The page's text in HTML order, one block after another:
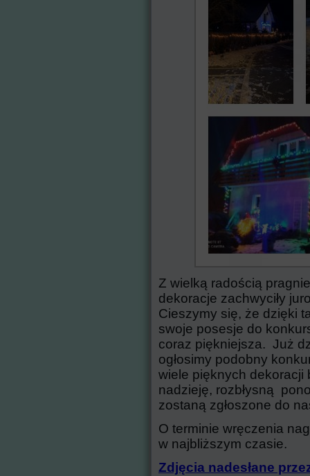
Z wielką radością
dekoracje zachwyciły
Cieszymy się, że dzięki
swoje posesje do
coraz piękniejsza. Już
ogłosimy podobny
wiele pięknych dekoracji
nadzieję, rozbłysną
zostaną zgłoszone do
O terminie wręczenia
w najbliższym czasie.
Zdjęcia nadesłane